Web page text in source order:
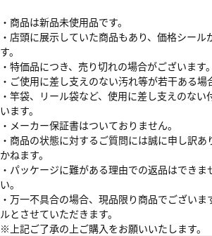
・商品は新品未使用品です。
・店頭に展示していた商品もあり、価格シール
す。
・特価品につき、売り切れの場合がございます。
・ご使用に差し支えのない汚れ等が若干ある場
・竿袋、リール袋など、使用に差し支えのな
います。
・メーカー保証書はついておりません。
・商品の状態に対するご質問には誠に申し訳
かねます。
・パッケージに難がある理由での返品はできま
い。
・万一不具合の場合、現品限り商品でござい
ルとさせていただきます。
※上記ご了承の上ご購入をお願いいたします。